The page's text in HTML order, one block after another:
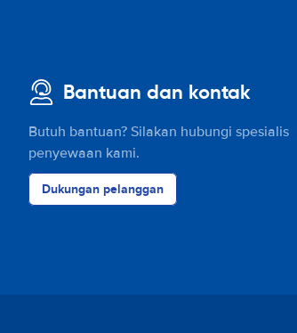
Bantuan dan kontak
Butuh bantuan? Silakan hubungi spesialis
penyewaan kami.
Dukungan pelanggan